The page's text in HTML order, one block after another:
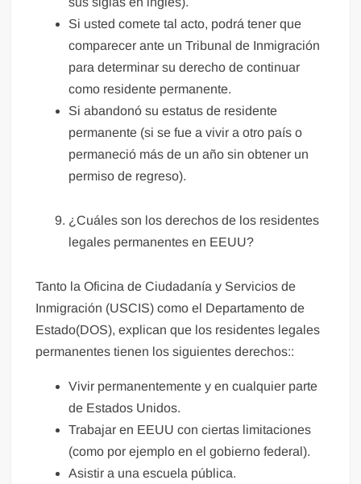
Si usted comete tal acto, podrá tener que
comparecer ante un Tribunal de Inmigración
para determinar su derecho de continuar
como residente permanente.
Si abandonó su estatus de residente
permanente (si se fue a vivir a otro país o
permaneció más de un año sin obtener un
permiso de regreso).
¿Cuáles son los derechos de los residentes
legales permanentes en EEUU?
Tanto la Oficina de Ciudadanía y Servicios de
Inmigración (USCIS) como el Departamento de
Estado(DOS), explican que los residentes legales
permanentes tienen los siguientes derechos::
Vivir permanentemente y en cualquier parte
de Estados Unidos.
Trabajar en EEUU con ciertas limitaciones
(como por ejemplo en el gobierno federal).
Asistir a una escuela pública.